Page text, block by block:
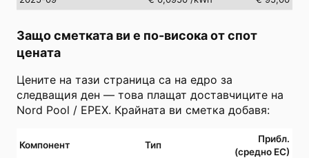
Защо сметката ви е по-висока от спот
цената
Цените на тази страница са на едро за
следващия ден — това плащат доставчиците на
Nord Pool / EPEX. Крайната ви сметка добавя:
Компонент Тип
Прибл.
(средно ЕС)